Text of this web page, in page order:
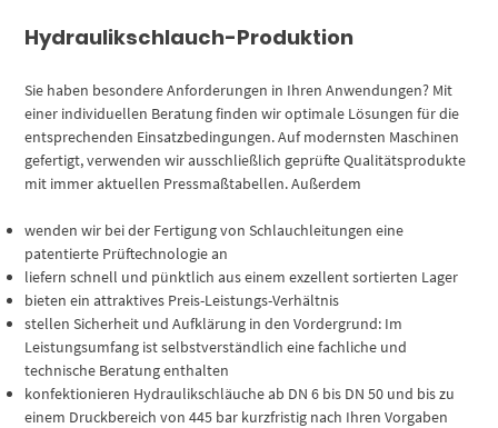
Hydraulikschlauch-Produktion
Sie haben besondere Anforderungen in Ihren Anwendungen? Mit
einer individuellen Beratung finden wir optimale Lösungen für die
entsprechenden Einsatzbedingungen. Auf modernsten Maschinen
gefertigt, verwenden wir ausschließlich geprüfte Qualitätsprodukte
mit immer aktuellen Pressmaßtabellen. Außerdem
wenden wir bei der Fertigung von Schlauchleitungen eine
patentierte Prüftechnologie an
liefern schnell und pünktlich aus einem exzellent sortierten Lager
bieten ein attraktives Preis-Leistungs-Verhältnis
stellen Sicherheit und Aufklärung in den Vordergrund: Im
Leistungsumfang ist selbstverständlich eine fachliche und
technische Beratung enthalten
konfektionieren Hydraulikschläuche ab DN 6 bis DN 50 und bis zu
einem Druckbereich von 445 bar kurzfristig nach Ihren Vorgaben